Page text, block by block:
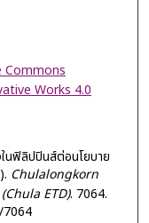
Commons
Works 4.0
นฟิลิปปินส์ต่อนโยบาย
Chulalongkorn
ETD). 7064.